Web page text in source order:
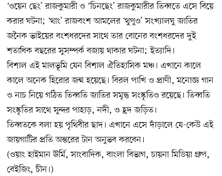
‘ওয়েন ছেং’ রাজকুমারী ও ‘চিনছেং’ রাজকুমারীর তিব্বতে এসে বিয়ে
করার ঘটনা; ‘থাং’ রাজবংশ আমলের ‘থুপুও’ সংখ্যালঘু জাতির
জনৈক ভাইয়ের বংশধরদের সাথে তার বোনের বংশধরদের দুই
শতাধিক বছরের সুসম্পর্ক বজায় থাকার ঘটনা; ইত্যাদি।
বিশাল এই মালভূমি যেন বিশাল ঐতিহাসিক মঞ্চ। এখানে কালে
কালে অনেক হিরোর জন্ম হয়েছে। বিরল পাখি ও প্রাণী, মনোজ্ঞ গান
ও নাচ নিয়ে গঠিত তিব্বতি জাতির সমৃদ্ধ সংস্কৃতিও রয়েছে। তিব্বতি
সংস্কৃতির সাথে সুন্দর পাহাড়, নদী, ও হ্রদ জড়িত।
তিব্বতকে বলা হয় পৃথিবীর ছাদ। এখানে এসে দাঁড়ালে যে-কেউ এই
জায়গাটির প্রতি অন্তরের টান অনুভব করবেন।
(ওয়াং হাইমান ঊর্মি, সাংবাদিক, বাংলা বিভাগ, চায়না মিডিয়া গ্রুপ,
বেইজিং, চীন।)